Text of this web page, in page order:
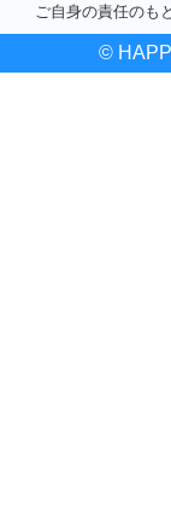
ご自身の責任のも
©